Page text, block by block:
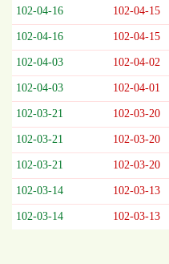
日
期、
公
告
事
項
102-04-16 102-04-15
102-04-16 102-04-15
102-04-03 102-04-02
102-04-03 102-04-01
102-03-21 102-03-20
102-03-21 102-03-20
102-03-21 102-03-20
102-03-14 102-03-13
102-03-14 102-03-13